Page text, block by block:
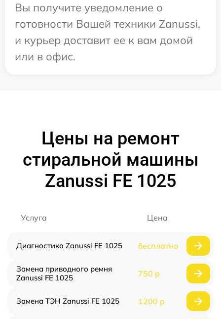
Вы получите уведомление о
готовности Вашей техники Zanussi,
и курьер доставит ее к вам домой
или в офис.
Цены на ремонт
стиральной машины
Zanussi FE 1025
Услуга Цена
Диагностика Zanussi FE 1025 бесплатно
Замена приводного ремня
Zanussi FE 1025
750 р
Замена ТЭН Zanussi FE 1025 1200 р